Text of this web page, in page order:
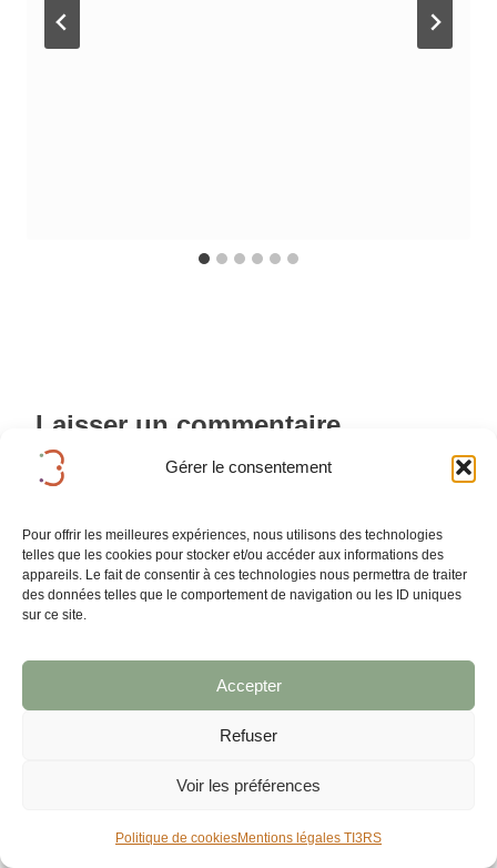
Gérer le consentement
Pour offrir les meilleures expériences, nous utilisons des technologies
telles que les cookies pour stocker et/ou accéder aux informations des
appareils. Le fait de consentir à ces technologies nous permettra de traiter
des données telles que le comportement de navigation ou les ID uniques
sur ce site.
Accepter
Refuser
Voir les préférences
Politique de cookiesMentions légales TI3RS
Laisser un commentaire
Votre adresse e-mail ne sera pas publiée.